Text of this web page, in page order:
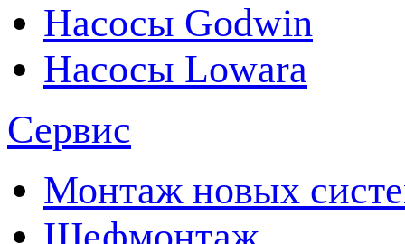
Насосы Godwin
Насосы Lowara
Сервис
Монтаж новых